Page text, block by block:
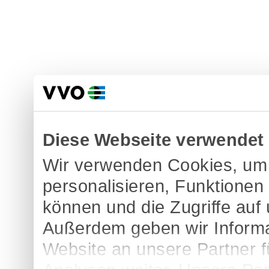
Diese Webseite
Wir verwenden Cookies,
personalisieren,
können und die Zugriffe
Außerdem geben wir
Website an unsere Partner